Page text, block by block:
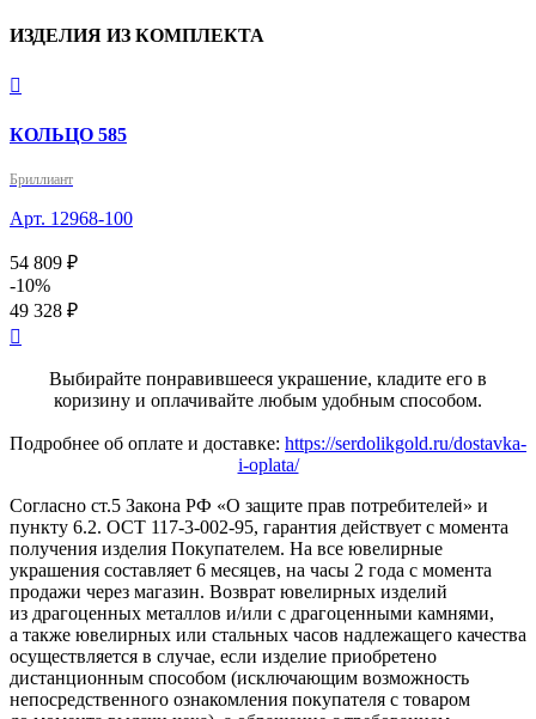
ИЗДЕЛИЯ ИЗ КОМПЛЕКТА

КОЛЬЦО 585
Бриллиант
Арт. 12968-100
54 809 ₽
-10%
49 328 ₽

Выбирайте понравившееся украшение, кладите его в
коризину и оплачивайте любым удобным способом.
Подробнее об оплате и доставке: https://serdolikgold.ru/dostavka-
i-oplata/
Согласно ст.5 Закона РФ «О защите прав потребителей» и
пункту 6.2. ОСТ 117-3-002-95, гарантия действует с момента
получения изделия Покупателем. На все ювелирные
украшения составляет 6 месяцев, на часы 2 года с момента
продажи через магазин. Возврат ювелирных изделий
из драгоценных металлов и/или с драгоценными камнями,
а также ювелирных или стальных часов надлежащего качества
осуществляется в случае, если изделие приобретено
дистанционным способом (исключающим возможность
непосредственного ознакомления покупателя с товаром